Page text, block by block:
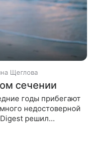
Щеглова
сечении
годы прибегают
недостоверной
решил